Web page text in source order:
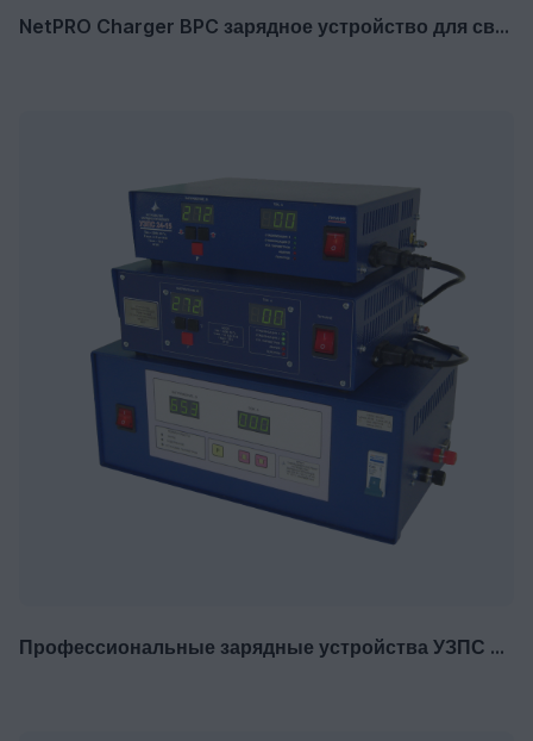
NetPRO Charger BPC зарядное устройство для свинцово-кислотных и LiFePO4 аккумуляторов
Профессиональные зарядные устройства УЗПС и ПЗА